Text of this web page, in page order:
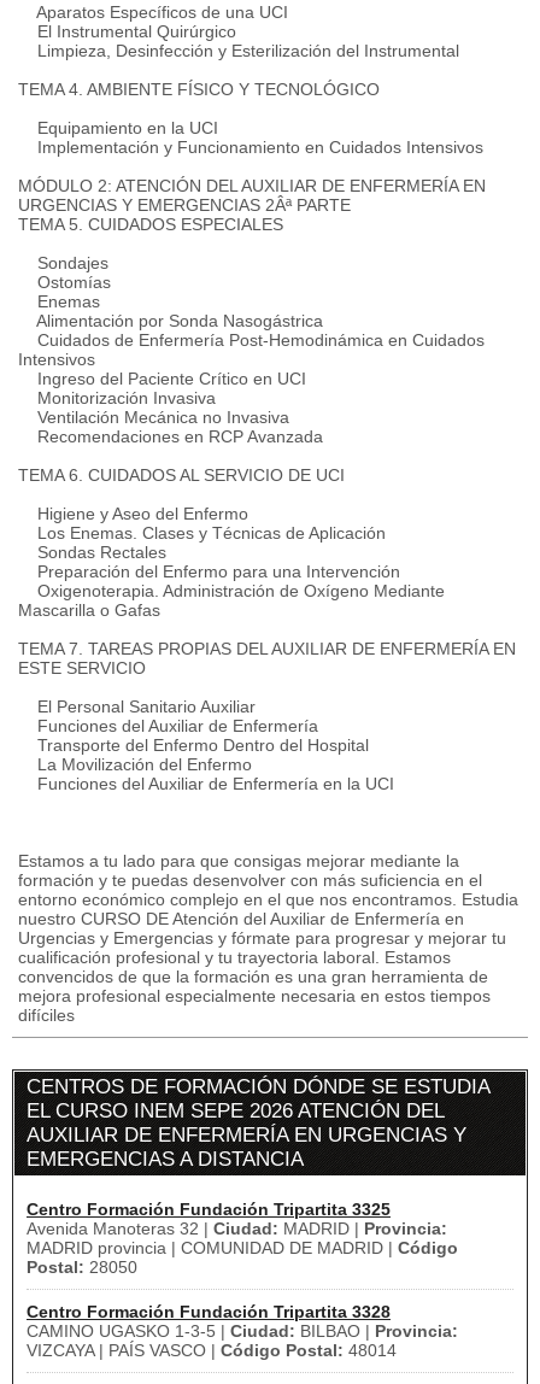
Aparatos Específicos de una UCI
El Instrumental Quirúrgico
Limpieza, Desinfección y Esterilización del Instrumental
TEMA 4. AMBIENTE FÍSICO Y TECNOLÓGICO
Equipamiento en la UCI
Implementación y Funcionamiento en Cuidados Intensivos
MÓDULO 2: ATENCIÓN DEL AUXILIAR DE ENFERMERÍA EN
URGENCIAS Y EMERGENCIAS 2Âª PARTE
TEMA 5. CUIDADOS ESPECIALES
Sondajes
Ostomías
Enemas
Alimentación por Sonda Nasogástrica
Cuidados de Enfermería Post-Hemodinámica en Cuidados
Intensivos
Ingreso del Paciente Crítico en UCI
Monitorización Invasiva
Ventilación Mecánica no Invasiva
Recomendaciones en RCP Avanzada
TEMA 6. CUIDADOS AL SERVICIO DE UCI
Higiene y Aseo del Enfermo
Los Enemas. Clases y Técnicas de Aplicación
Sondas Rectales
Preparación del Enfermo para una Intervención
Oxigenoterapia. Administración de Oxígeno Mediante
Mascarilla o Gafas
TEMA 7. TAREAS PROPIAS DEL AUXILIAR DE ENFERMERÍA EN
ESTE SERVICIO
El Personal Sanitario Auxiliar
Funciones del Auxiliar de Enfermería
Transporte del Enfermo Dentro del Hospital
La Movilización del Enfermo
Funciones del Auxiliar de Enfermería en la UCI
Estamos a tu lado para que consigas mejorar mediante la
formación y te puedas desenvolver con más suficiencia en el
entorno económico complejo en el que nos encontramos. Estudia
nuestro CURSO DE Atención del Auxiliar de Enfermería en
Urgencias y Emergencias y fórmate para progresar y mejorar tu
cualificación profesional y tu trayectoria laboral. Estamos
convencidos de que la formación es una gran herramienta de
mejora profesional especialmente necesaria en estos tiempos
difíciles
CENTROS DE FORMACIÓN DÓNDE SE ESTUDIA
EL CURSO INEM SEPE 2026 ATENCIÓN DEL
AUXILIAR DE ENFERMERÍA EN URGENCIAS Y
EMERGENCIAS A DISTANCIA
Centro Formación Fundación Tripartita 3325
Avenida Manoteras 32 | Ciudad: MADRID | Provincia:
MADRID provincia | COMUNIDAD DE MADRID | Código
Postal: 28050
Centro Formación Fundación Tripartita 3328
CAMINO UGASKO 1-3-5 | Ciudad: BILBAO | Provincia:
VIZCAYA | PAÍS VASCO | Código Postal: 48014